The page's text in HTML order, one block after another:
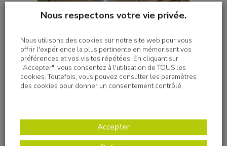
Nous respectons votre vie privée.
Nous utilisons des cookies sur notre site web pour vous
offrir l'expérience la plus pertinente en mémorisant vos
préférences et vos visites répétées. En cliquant sur
"Accepter", vous consentez à l'utilisation de TOUS les
cookies. Toutefois, vous pouvez consulter les paramètres
des cookies pour donner un consentement contrôlé.
Accepter